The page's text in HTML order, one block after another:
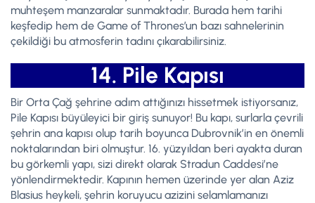
muhteşem manzaralar sunmaktadır. Burada hem tarihi
keşfedip hem de Game of Thrones’un bazı sahnelerinin
çekildiği bu atmosferin tadını çıkarabilirsiniz.
14. Pile Kapısı
Bir Orta Çağ şehrine adım attığınızı hissetmek istiyorsanız,
Pile Kapısı büyüleyici bir giriş sunuyor! Bu kapı, surlarla çevrili
şehrin ana kapısı olup tarih boyunca Dubrovnik’in en önemli
noktalarından biri olmuştur. 16. yüzyıldan beri ayakta duran
bu görkemli yapı, sizi direkt olarak Stradun Caddesi’ne
yönlendirmektedir. Kapının hemen üzerinde yer alan Aziz
Blasius heykeli, şehrin koruyucu azizini selamlamanızı